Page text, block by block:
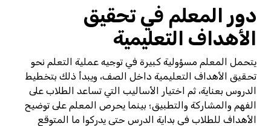
دور المعلم في تحقيق
الأهداف التعليمية
يتحمل المعلم مسؤولية كبيرة في توجيه عملية التعلم نحو
تحقيق الأهداف التعليمية داخل الصف، ويبدأ ذلك بتخطيط
الدروس بعناية، ثم اختيار الأساليب التي تساعد الطلاب على
الفهم والمشاركة والتطبيق؛ بينما يحرص المعلم على توضيح
الأهداف للطلاب في بداية الدرس حتى يدركوا ما المتوقع